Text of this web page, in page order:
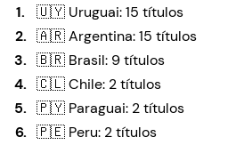
🇺🇾 Uruguai: 15 títulos
🇦🇷 Argentina: 15 títulos
🇧🇷 Brasil: 9 títulos
🇨🇱 Chile: 2 títulos
🇵🇾 Paraguai: 2 títulos
🇵🇪 Peru: 2 títulos